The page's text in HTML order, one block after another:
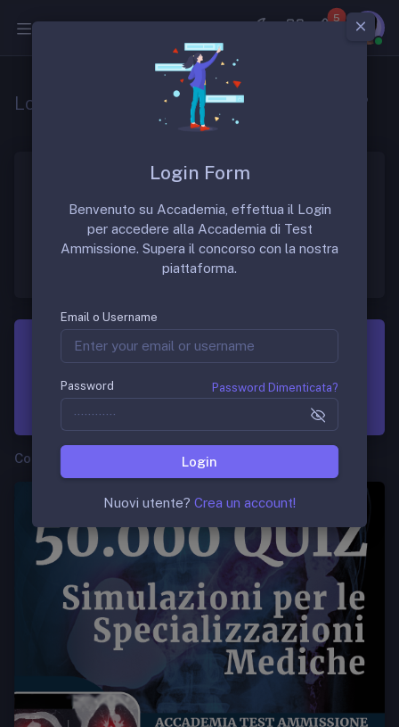
5
Lo specializzando può produrre ricevuta?
Sì, specificando il proprio codice fiscale. È opportuno
utilizzare un apposito libretto di ricevute che si può
acquistare in cartoleria.
Scopri Accademia
Lezioni, Scenari, Casi, ECG, ECO, RM, TC, EGA, ECO,
Quiz commentati per il concorso SSM e TOLC.
Concorso SSM e MMG
Login Form
Benvenuto su Accademia, effettua il Login
per accedere alla Accademia di Test
Ammissione. Supera il concorso con la nostra
piattaforma.
Email o Username
Password Password Dimenticata?
Login
Nuovi utente? Crea un account!